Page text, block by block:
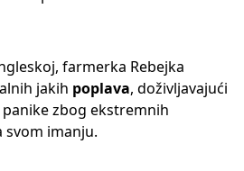
farmerka Rebejka
jakih poplava, doživljavajući
zbog ekstremnih
svom imanju.